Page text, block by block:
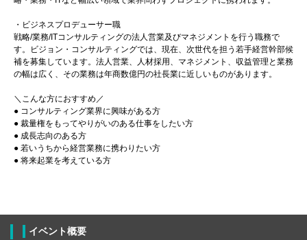
・ビジネスプロデューサー職
戦略/業務/ITコンサルティングの法人営業及びマネジメントを行う職務で
す。ビジョン・コンサルティングでは、現在、次世代を担う若手経営幹部候
補を募集しています。法人営業、人材採用、マネジメント、収益管理と業務
の幅は広く、その業務は年商数億円の社長業に近しいものがあります。
＼こんな方におすすめ／
● コンサルティング業界に興味がある方
● 裁量権をもってやりがいのある仕事をしたい方
● 成長志向のある方
● 若いうちから経営業務に携わりたい方
● 将来起業を考えている方
イベント概要